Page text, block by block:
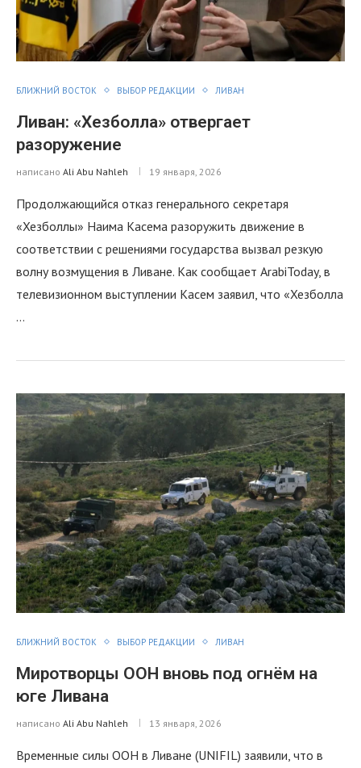
БЛИЖНИЙ ВОСТОК ВЫБОР РЕДАКЦИИ ЛИВАН
Ливан: «Хезболла» отвергает
разоружение
написано Ali Abu Nahleh 19 января, 2026
Продолжающийся отказ генерального секретаря
«Хезболлы» Наима Касема разоружить движение в
соответствии с решениями государства вызвал резкую
волну возмущения в Ливане. Как сообщает ArabiToday, в
телевизионном выступлении Касем заявил, что «Хезболла
…
БЛИЖНИЙ ВОСТОК ВЫБОР РЕДАКЦИИ ЛИВАН
Миротворцы ООН вновь под огнём на
юге Ливана
написано Ali Abu Nahleh 13 января, 2026
Временные силы ООН в Ливане (UNIFIL) заявили, что в